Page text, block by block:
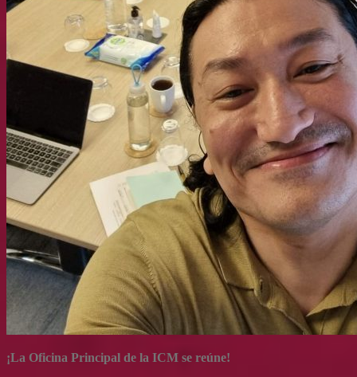
¡La Oficina Principal de la ICM se reúne!